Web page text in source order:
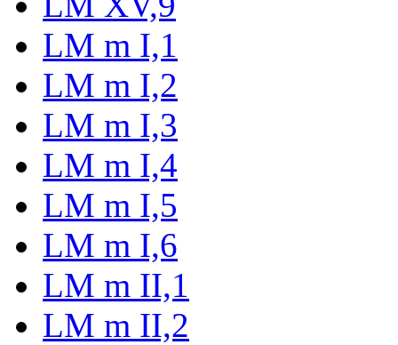
LM m I,1
LM m I,2
LM m I,3
LM m I,4
LM m I,5
LM m I,6
LM m II,1
LM m II,2